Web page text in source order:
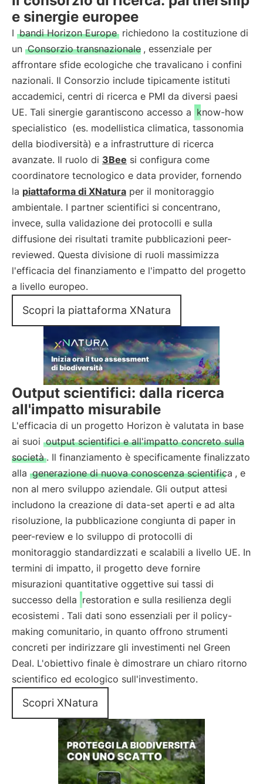
e sinergie europee
I bandi Horizon Europe richiedono la costituzione di
un Consorzio transnazionale , essenziale per
affrontare sfide ecologiche che travalicano i confini
nazionali. Il Consorzio include tipicamente istituti
accademici, centri di ricerca e PMI da diversi paesi
UE. Tali sinergie garantiscono accesso a know-how
specialistico (es. modellistica climatica, tassonomia
della biodiversità) e a infrastrutture di ricerca
avanzate. Il ruolo di 3Bee si configura come
coordinatore tecnologico e data provider, fornendo
la piattaforma di XNatura per il monitoraggio
ambientale. I partner scientifici si concentrano,
invece, sulla validazione dei protocolli e sulla
diffusione dei risultati tramite pubblicazioni peer-
reviewed. Questa divisione di ruoli massimizza
l'efficacia del finanziamento e l'impatto del progetto
a livello europeo.
Scopri la piattaforma XNatura
Output scientifici: dalla ricerca
all'impatto misurabile
L'efficacia di un progetto Horizon è valutata in base
ai suoi output scientifici e all'impatto concreto sulla
società . Il finanziamento è specificamente finalizzato
alla generazione di nuova conoscenza scientifica , e
non al mero sviluppo aziendale. Gli output attesi
includono la creazione di data-set aperti e ad alta
risoluzione, la pubblicazione congiunta di paper in
peer-review e lo sviluppo di protocolli di
monitoraggio standardizzati e scalabili a livello UE. In
termini di impatto, il progetto deve fornire
misurazioni quantitative oggettive sui tassi di
successo della restoration e sulla resilienza degli
ecosistemi . Tali dati sono essenziali per il policy-
making comunitario, in quanto offrono strumenti
concreti per indirizzare gli investimenti nel Green
Deal. L'obiettivo finale è dimostrare un chiaro ritorno
scientifico ed ecologico sull'investimento.
Scopri XNatura